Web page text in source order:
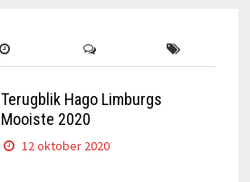
Terugblik Hago Limburgs
Mooiste 2020
12 oktober 2020